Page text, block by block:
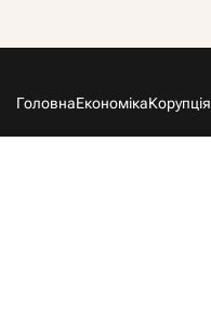
ГоловнаЕкономікаКорупція